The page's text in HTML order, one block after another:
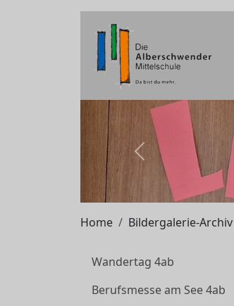
zurück
Home Bildergalerie-Archiv
Wandertag 4ab
Berufsmesse am See 4ab